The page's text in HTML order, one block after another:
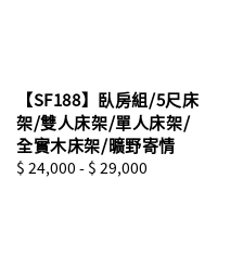
【SF188】臥房組/5尺床
架/雙人床架/單人床架/
全實木床架/曠野寄情
Regular
$ 24,000 - $ 29,000